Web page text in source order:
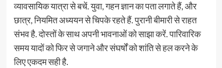
व्यावसायिक यात्रा से बचें. युवा, गहन ज्ञान का पता लगाते हैं, और
छात्र, नियमित अध्ययन से चिपके रहते हैं. पुरानी बीमारी से राहत
संभव है. दोस्तों के साथ अपनी भावनाओं को साझा करें. पारिवारिक
समय यादों को फिर से जगाने और संघर्षों को शांति से हल करने के
लिए एकदम सही है.